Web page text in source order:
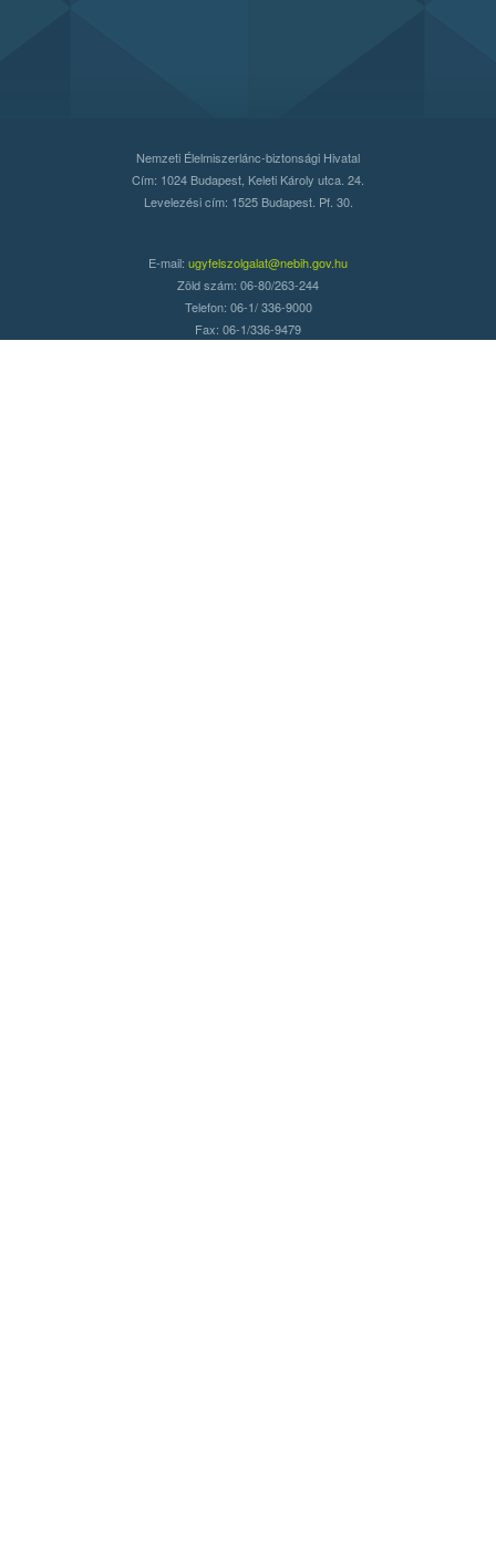
Nemzeti Élelmiszerlánc-biztonsági Hivatal
Cím: 1024 Budapest, Keleti Károly utca. 24.
Levelezési cím: 1525 Budapest. Pf. 30.
E-mail: ugyfelszolgalat@nebih.gov.hu
Zöld szám: 06-80/263-244
Telefon: 06-1/ 336-9000
Fax: 06-1/336-9479